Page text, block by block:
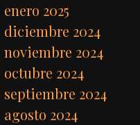
enero 2025
diciembre 2024
noviembre 2024
octubre 2024
septiembre 2024
agosto 2024